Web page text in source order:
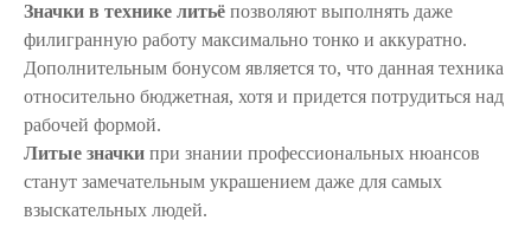
Значки в технике литьё позволяют выполнять даже
филигранную работу максимально тонко и аккуратно.
Дополнительным бонусом является то, что данная техника
относительно бюджетная, хотя и придется потрудиться над
рабочей формой.
Литые значки при знании профессиональных нюансов
станут замечательным украшением даже для самых
взыскательных людей.